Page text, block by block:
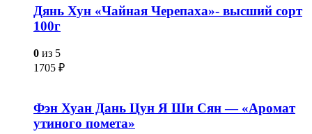
Дянь Хун «Чайная Черепаха»- высший сорт
100г
0 из 5
1705 ₽
Фэн Хуан Дань Цун Я Ши Сян — «Аромат
утиного помета»